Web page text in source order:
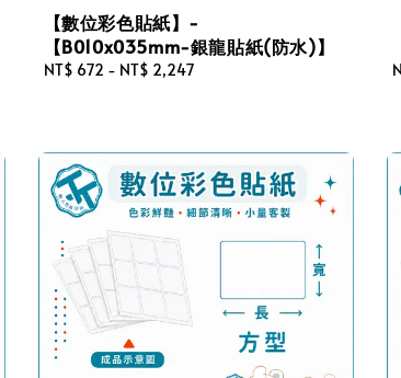
【數位彩色貼紙】-
【B010x035mm-銀龍貼紙(防水)】
Regular
NT$ 672 - NT$ 2,247